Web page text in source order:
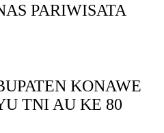
PARIWISATA
KONAWE
TNI AU KE 80